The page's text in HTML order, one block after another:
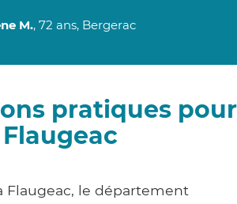
M., 72 ans, Bergerac
pratiques pour
Flaugeac
Flaugeac, le département